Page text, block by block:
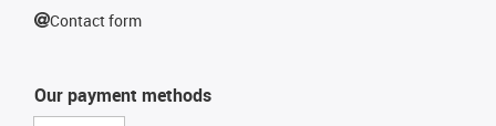
Our payment methods
Contact form